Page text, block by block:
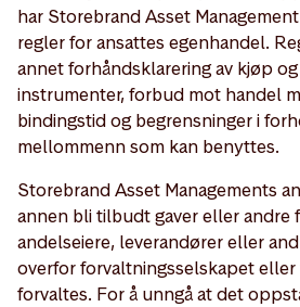
har Storebrand Asset
regler for ansattes egenhandel.
annet forhåndsklarering av kjøp
instrumenter, forbud mot handel
bindingstid og begrensninger i
mellommenn som kan benyttes.
Storebrand Asset Managements
annen bli tilbudt gaver eller andre
andelseiere, leverandører eller
overfor forvaltningsselskapet
forvaltes. For å unngå at det